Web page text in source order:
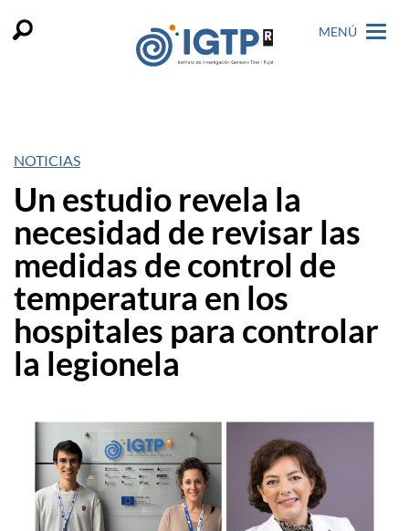
MENÚ
NOTICIAS
Un estudio revela la
necesidad de revisar las
medidas de control de
temperatura en los
hospitales para controlar
la legionela